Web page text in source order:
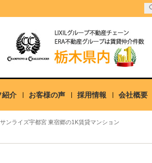
紹介 お客様の声 採用情報 会社概要
サンライズ宇都宮 東宿郷の1K賃貸マンション